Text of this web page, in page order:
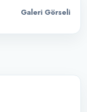
Galeri Görseli